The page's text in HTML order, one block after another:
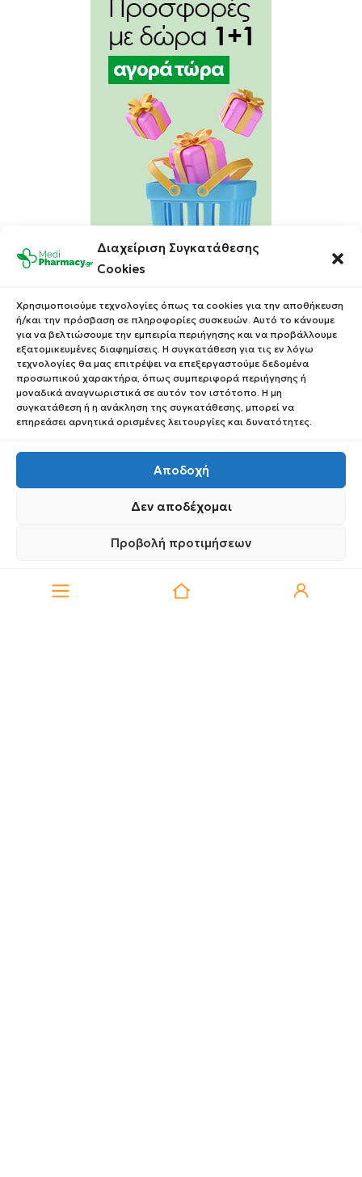
Διαχείριση Συγκατάθεσης
Cookies
Χρησιμοποιούμε τεχνολογίες όπως τα cookies για την αποθήκευση
ή/και την πρόσβαση σε πληροφορίες συσκευών. Αυτό το κάνουμε
για να βελτιώσουμε την εμπειρία περιήγησης και να προβάλλουμε
εξατομικευμένες διαφημίσεις. Η συγκατάθεση για τις εν λόγω
τεχνολογίες θα μας επιτρέψει να επεξεργαστούμε δεδομένα
προσωπικού χαρακτήρα, όπως συμπεριφορά περιήγησης ή
μοναδικά αναγνωριστικά σε αυτόν τον ιστότοπο. Η μη
συγκατάθεση ή η ανάκληση της συγκατάθεσης, μπορεί να
επηρεάσει αρνητικά ορισμένες λειτουργίες και δυνατότητες.
Αποδοχή
Δεν αποδέχομαι
Προβολή προτιμήσεων
100% Επιστροφή χρημάτων εντός 14 ημερών
100% Φιλική Εξυπηρέτηση & Υποστήριξη
Δωρεάν Μεταφορικά με αγορές άνω των 49€
Θεσσαλονίκη, 55 133